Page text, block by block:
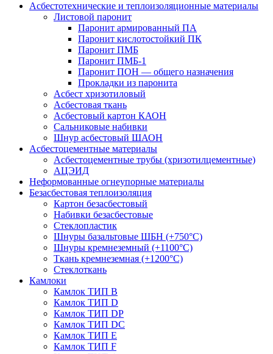
Асбестотехнические и теплоизоляционные материалы
Листовой паронит
Паронит армированный ПА
Паронит кислотостойкий ПК
Паронит ПМБ
Паронит ПМБ-1
Паронит ПОН — общего назначения
Прокладки из паронита
Асбест хризотиловый
Асбестовая ткань
Асбестовый картон КАОН
Сальниковые набивки
Шнур асбестовый ШАОН
Асбестоцементные материалы
Асбестоцементные трубы (хризотилцементные)
АЦЭИД
Неформованные огнеупорные материалы
Безасбестовая теплоизоляция
Картон безасбестовый
Набивки безасбестовые
Стеклопластик
Шнуры базальтовые ШБН (+750°С)
Шнуры кремнеземный (+1100°С)
Ткань кремнеземная (+1200°С)
Стеклоткань
Камлоки
Камлок ТИП B
Камлок ТИП D
Камлок ТИП DP
Камлок ТИП DС
Камлок ТИП E
Камлок ТИП F